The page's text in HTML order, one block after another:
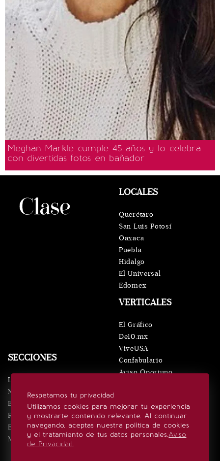
Meghan Markle cumple 45 años y lo celebra
con divertidas fotos en bañador
Respetamos tu privacidad
Utilizamos cookies para mejorar tu experiencia
y mostrarte contenido relevante. Al continuar
navegando, aceptas nuestra política de cookies
y el tratamiento de tus datos personales.Aviso
de Privacidad.
SECCIONES
Inicio
Noticias
Eventos
Realeza
Estilo de vida
Minuto x Minuto
VERTICALES
El Gráfico
De10.mx
ViveUSA
Confabulario
Aviso Oportuno
LOCALES
Querétaro
San Luis Potosí
Oaxaca
Puebla
Hidalgo
El Universal
Edomex
SÍGUENOS